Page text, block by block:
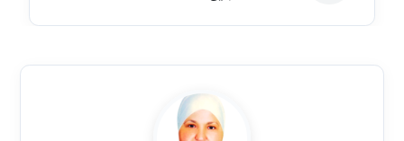
د. شعلة عبدالواحد العبود خاروف